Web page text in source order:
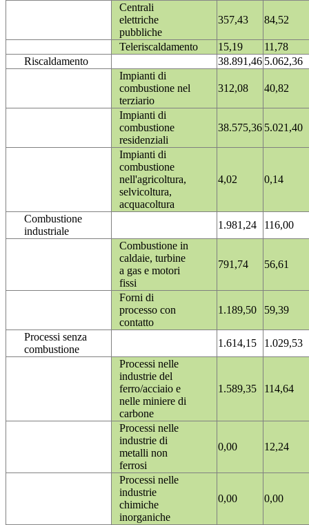
Centrali
elettriche
pubbliche
357,43 84,52
Teleriscaldamento 15,19
11,78
Riscaldamento
38.891,46 5.062,36
Impianti di
combustione nel
terziario
312,08 40,82
Impianti di
combustione
residenziali
38.575,36 5.021,40
Impianti di
combustione
nell'agricoltura,
selvicoltura,
acquacoltura
4,02 0,14
Combustione
industriale
1.981,24
116,00
Combustione in
caldaie, turbine
a gas e motori
fissi
791,74 56,61
Forni di
processo con
contatto
1.189,50 59,39
Processi senza
combustione
1.614,15
1.029,53
Processi nelle
industrie del
ferro/acciaio e
nelle miniere di
carbone
1.589,35 114,64
Processi nelle
industrie di
metalli non
ferrosi
0,00 12,24
Processi nelle
industrie
chimiche
inorganiche
0,00 0,00